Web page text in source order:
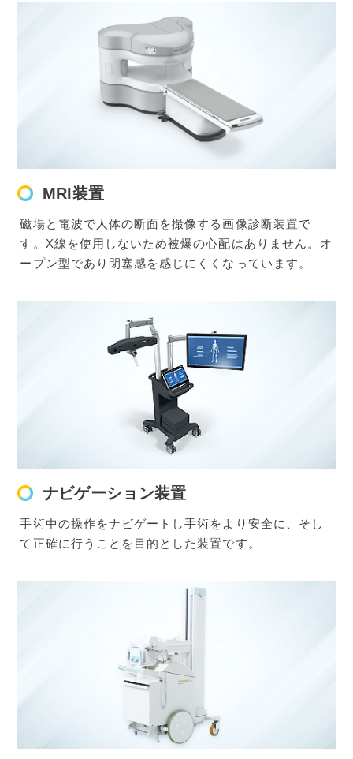
MRI装置
磁場と電波で人体の断面を撮像する画像診断装置で
す。X線を使用しないため被爆の心配はありません。オ
ープン型であり閉塞感を感じにくくなっています。
ナビゲーション装置
手術中の操作をナビゲートし手術をより安全に、そし
て正確に行うことを目的とした装置です。